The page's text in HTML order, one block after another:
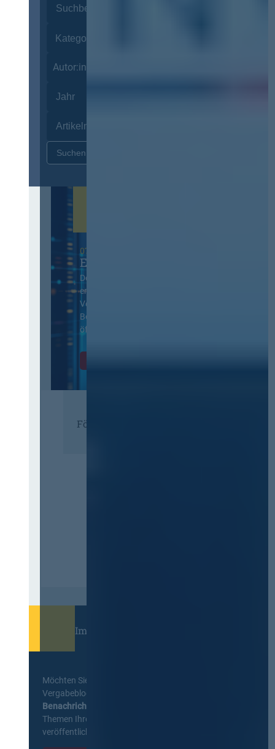
Autor:innen
07. Oktober 2026 in Berlin
EVB-IT Thementag
Der Thementag für die
ergänzenden
Vertragsbedingungen von IT-
Beschaffung in der
öffentlichen Verwaltung
Förderer
Immer informiert bleiben!
Möchten Sie keine Neuigkeiten aus dem
Vergabeblog verpassen? Per
Benachrichtigung
Themen Ihrer Wahl, sobald neue Beiträge
veröffentlicht werden.